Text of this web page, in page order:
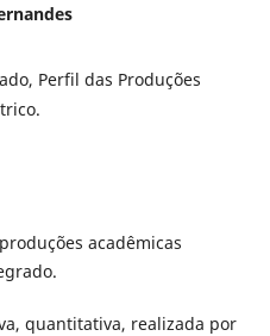
Perfil das Produções
acadêmicas
quantitativa, realizada por